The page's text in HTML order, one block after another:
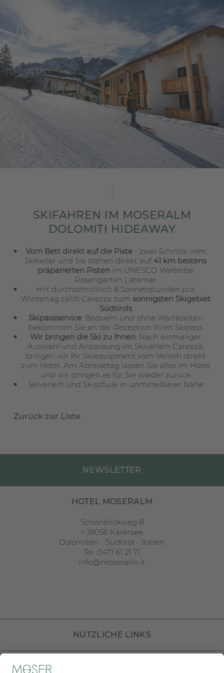
SKIFAHREN IM MOSERALM
DOLOMITI HIDEAWAY
Vom Bett direkt auf die Piste- zwei Schritte vom
Skikeller und Sie stehen direkt auf 41 km bestens
präparierten Pisten im UNESCO Welterbe
Rosengarten Latemar
mit durchschnittlich 8 Sonnenstunden pro
Wintertag zählt Carezza zum sonnigsten Skigebiet
Südtirols
Skipassservice: Bequem und ohne Wartezeiten
bekommen Sie an der Rezeption Ihren Skipass
Wir bringen die Ski zu Ihnen: Nach einmaliger
Auswahl und Anpassung im Skiverleih Carezza,
bringen wir Ihr Skiequipment vom Verleih direkt
zum Hotel. Am Abreisetag lassen Sie alles im Hotel
und wir bringen es für Sie wieder zurück
Skiverleih und Skischule in unmittelbarer Nähe
Zurück zur Liste
NEWSLETTER
HOTEL MOSERALM
Schönblickweg 8
I-39056 Karersee
Dolomiten - Südtirol - Italien
Tel. 0471 61 21 71
info@moseralm.it
NÜTZLICHE LINKS